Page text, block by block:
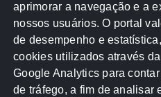
NUVEM DE TAGS
Acontece na Rede AGU
Atricon Audicom
aprimorar a navegação e a
nossos usuários. O portal
de desempenho e
cookies utilizados através
Google Analytics para
de tráfego, a fim de analisar